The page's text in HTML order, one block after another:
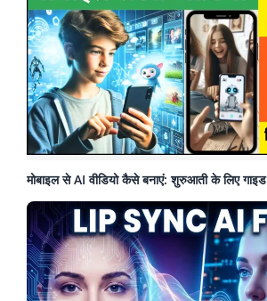
मोबाइल से AI वीडियो कैसे बनाएं: शुरुआती के लिए गाइड